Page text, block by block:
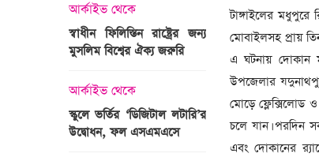
টাঙ্গাইলের
মোবাইলসহ প্রায়
এ ঘটনায় দোকান
উপজেলার
মোড়ে ফ্লেক্সিলোড
চলে যান। পরদিন
এবং দোকানের
আর্কাইভ থেকে
স্বাধীন ফিলিস্তিন রাষ্ট্রের জন্য
মুসলিম বিশ্বের ঐক্য জরুরি
আর্কাইভ থেকে
স্কুলে ভর্তির ‘ডিজিটাল লটারি’র
উদ্বোধন, ফল এসএমএসে
আন্তর্জাতিক
বিশ্বকাপ
আরেকটি রেকর্ড
আর্কাইভ থেকে
টানেল উদ্বোধন :
জনসভায় যোগ
নেতাকর্মীরা